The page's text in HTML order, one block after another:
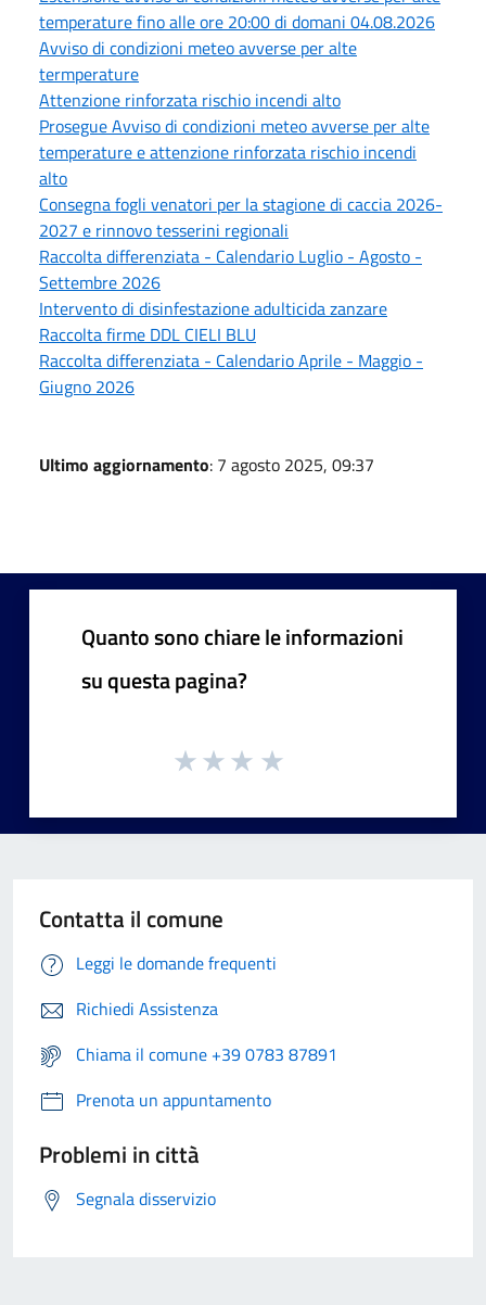
temperature fino alle ore 20:00 di domani 04.08.2026
Avviso di condizioni meteo avverse per alte
termperature
Attenzione rinforzata rischio incendi alto
Prosegue Avviso di condizioni meteo avverse per alte
temperature e attenzione rinforzata rischio incendi
alto
Consegna fogli venatori per la stagione di caccia 2026-
2027 e rinnovo tesserini regionali
Raccolta differenziata - Calendario Luglio - Agosto -
Settembre 2026
Intervento di disinfestazione adulticida zanzare
Raccolta firme DDL CIELI BLU
Raccolta differenziata - Calendario Aprile - Maggio -
Giugno 2026
Ultimo aggiornamento: 7 agosto 2025, 09:37
Quanto sono chiare le informazioni
su questa pagina?
Contatta il comune
Leggi le domande frequenti
Richiedi Assistenza
Chiama il comune +39 0783 87891
Prenota un appuntamento
Problemi in città
Segnala disservizio